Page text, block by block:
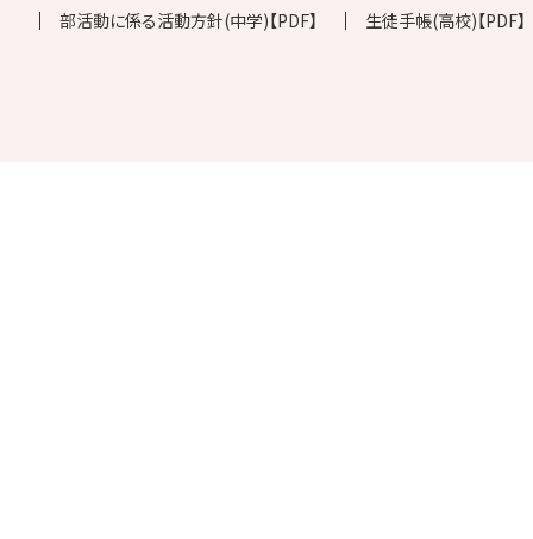
部活動に係る活動方針(中学)【PDF】
生徒手帳(高校)【PDF】